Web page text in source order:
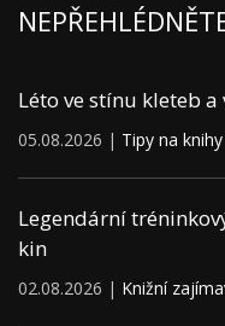
Léto ve stínu kleteb
05.08.2026 | Tipy na knihy
Legendární
kin
02.08.2026 | Knižní